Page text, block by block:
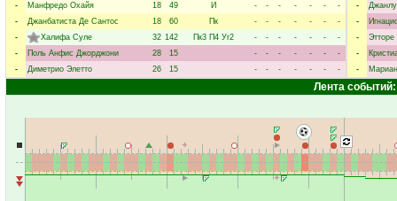
-
Манфредо Охайя 18 49 И - - - - - -
-
-
Джанбатиста Де Сантос 18 60 Пк - - - - - -
-
-
Халифа Суле 32 142 Пк3 П4 Уг2 - - - - - -
-
-
Поль Анфис Джорджони 28 15 - - - - - -
-
-
Диметрио Элетто 26 15 - - - - - - -
-
-
-
Этторе
-
-
Лента событий: